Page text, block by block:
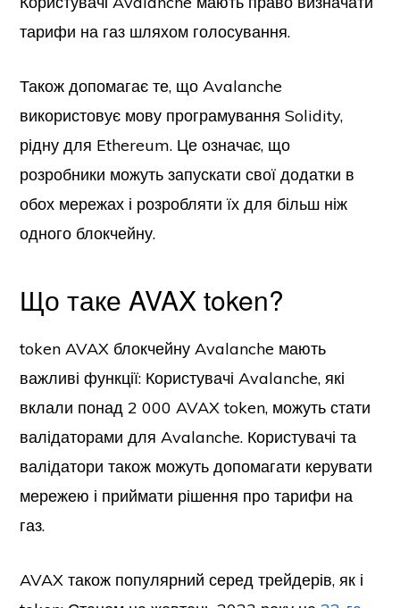
тарифи на газ шляхом голосування.
Також допомагає те, що Avalanche
використовує мову програмування Solidity,
рідну для Ethereum. Це означає, що
розробники можуть запускати свої додатки в
обох мережах і розробляти їх для більш ніж
одного блокчейну.
Що таке AVAX token?
token AVAX блокчейну Avalanche мають
важливі функції: Користувачі Avalanche, які
вклали понад 2 000 AVAX token, можуть стати
валідаторами для Avalanche. Користувачі та
валідатори також можуть допомагати керувати
мережею і приймати рішення про тарифи на
газ.
AVAX також популярний серед трейдерів, як і